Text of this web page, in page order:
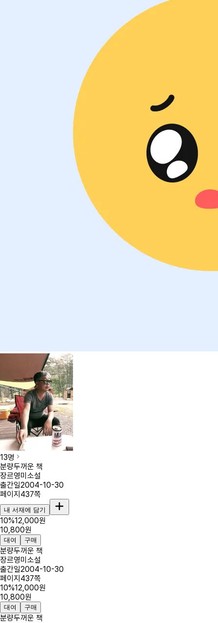
13명
분량두꺼운 책
장르영미소설
출간일2004-10-30
페이지 437쪽
내 서재에 담기
10%12,000원
10,800원
대여 구매
분량두꺼운 책
장르영미소설
출간일2004-10-30
페이지 437쪽
10%12,000원
10,800원
대여 구매
분량두꺼운 책